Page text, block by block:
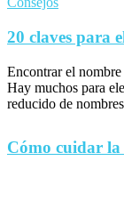
20 claves para
Encontrar el
Hay muchos para
reducido de
Cómo cuidar la